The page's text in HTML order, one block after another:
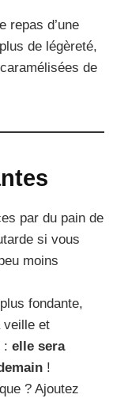
repas d’une
de légèreté,
de
par du pain de
si vous
moins
fondante,
veille et
: elle sera
!
? Ajoutez